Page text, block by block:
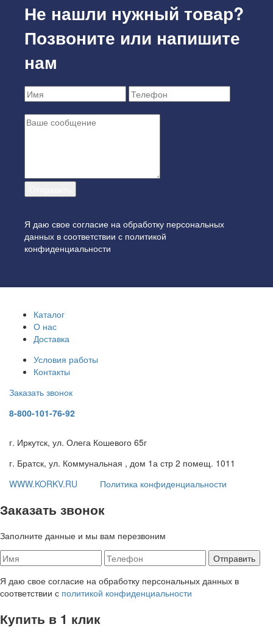
Не нашли нужный товар?
Позвоните или напишите
нам
Я даю свое согласие на обработку персональных
данных в соответствии с политикой
конфиденциальности
Каталог
О нас
Доставка
Условия работы
Контакты
Заказать звонок
8-800-101-76-92
г. Иркутск, ул. Олега Кошевого 65г
г. Братск, ул. Коммунальная , дом 1а стр 2 помещ. 1011
WWW.KORKV.RU
Политика конфиденциальности
Заказать звонок
Заполните данные и мы вам перезвоним
Я даю свое согласие на обработку персональных данных в
соответствии с политикой конфиденциальности
Купить в 1 клик